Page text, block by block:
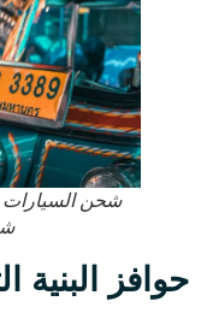
شحن السيارات
حوافز البنية